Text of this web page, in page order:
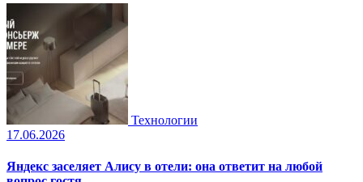
Технологии
17.06.2026
Яндекс заселяет Алису в отели: она ответит на любой